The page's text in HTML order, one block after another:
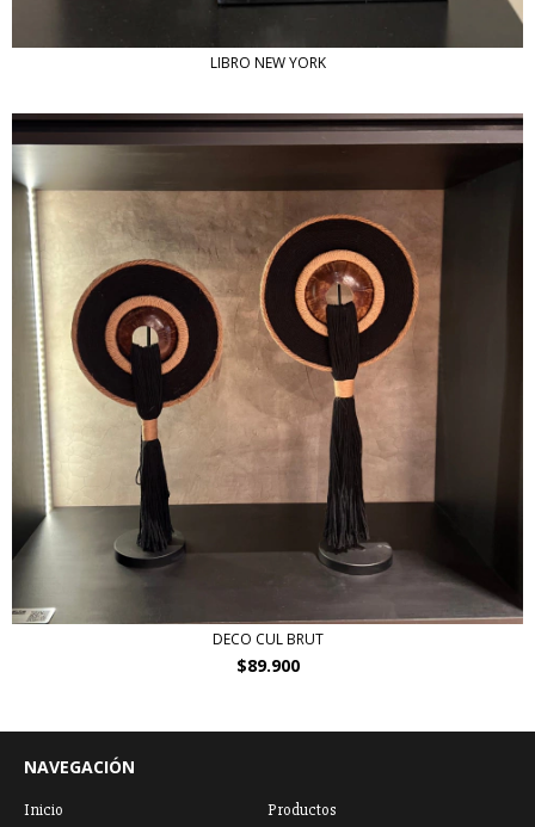
LIBRO NEW YORK
DECO CUL BRUT
$89.900
NAVEGACIÓN
Inicio Productos